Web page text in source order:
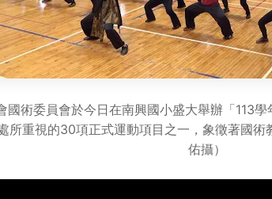
術委員會於今日在南興國小盛大舉辦「113
所重視的30項正式運動項目之一，象徵著國
佑攝）